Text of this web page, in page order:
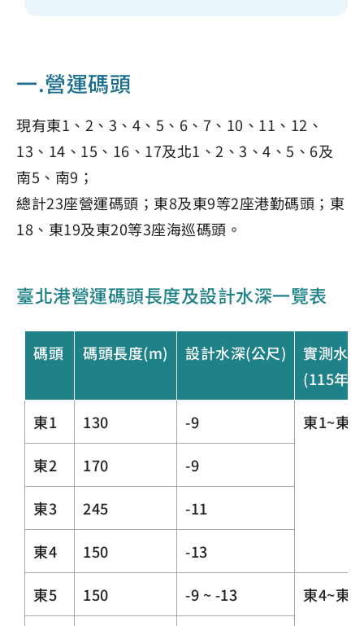
一.營運碼頭
現有東1、2、3、4、5、6、7、10、11、12、
13、14、15、16、17及北1、2、3、4、5、6及
南5、南9；
總計23座營運碼頭；東8及東9等2座港勤碼頭；東
18、東19及東20等3座海巡碼頭。
臺北港營運碼頭長度及設計水深一覽表
碼頭 碼頭長度(m) 設計水深(公尺)
實測水
(115年5
東1 130 -9 東1~東4
東2 170 -9
東3 245 -11
東4 150 -13
東5 150 -9 ~ -13 東4~東